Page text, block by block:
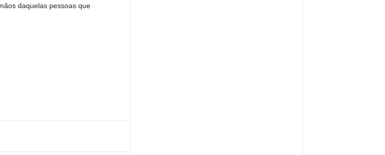
daquelas pessoas que